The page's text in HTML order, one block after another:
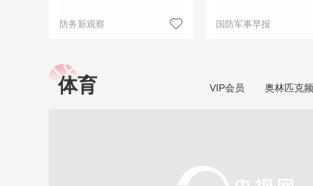
防务新观察 国防军事早报
体育 VIP会员 奥林匹克